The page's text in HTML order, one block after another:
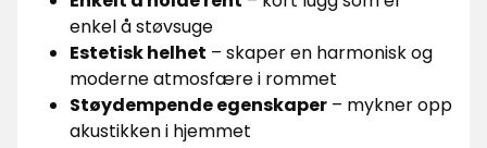
enkel å støvsuge
Estetisk helhet – skaper en harmonisk og
moderne atmosfære i rommet
Støydempende egenskaper – mykner opp
akustikken i hjemmet